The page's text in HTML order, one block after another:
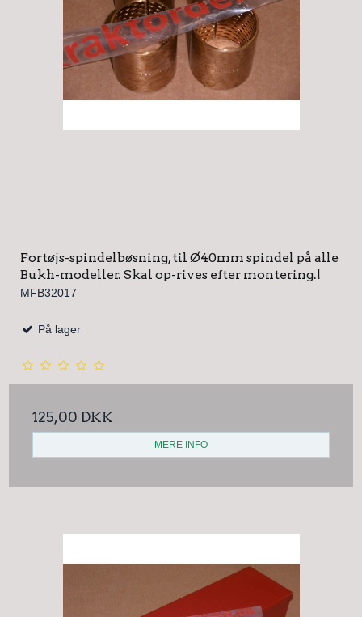
Fortøjs-spindelbøsning, til Ø40mm spindel på alle
Bukh-modeller. Skal op-rives efter montering.!
MFB32017
På lager
125,00 DKK
MERE INFO